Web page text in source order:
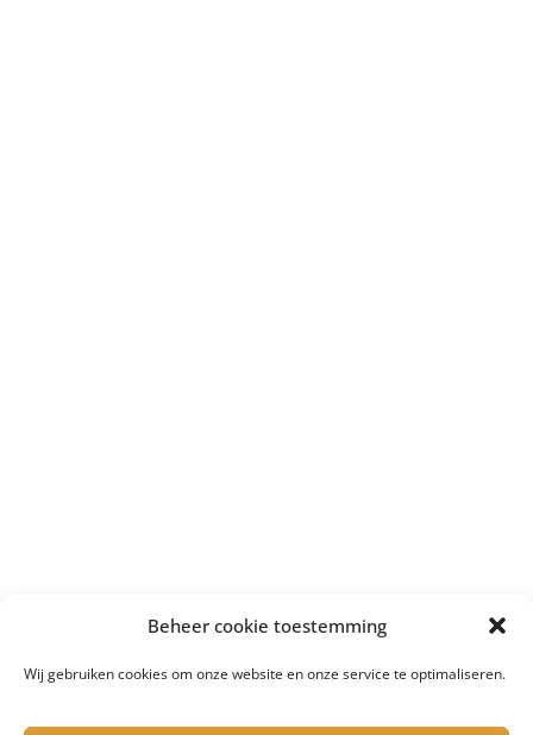
Beheer cookie toestemming
Wij gebruiken cookies om onze website en onze service te optimaliseren.